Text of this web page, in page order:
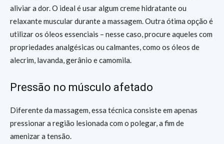
aliviar a dor. O ideal é usar algum creme hidratante ou
relaxante muscular durante a massagem. Outra ótima opção é
utilizar os óleos essenciais – nesse caso, procure aqueles com
propriedades analgésicas ou calmantes, como os óleos de
alecrim, lavanda, gerânio e camomila.
Pressão no músculo afetado
Diferente da massagem, essa técnica consiste em apenas
pressionar a região lesionada com o polegar, a fim de
amenizar a tensão.